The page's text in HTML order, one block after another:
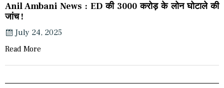
Anil Ambani News : ED की 3000 करोड़ के लोन घोटाले की
जांच !
July 24, 2025
Read More